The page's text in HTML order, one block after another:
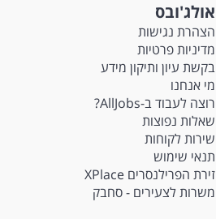
אולג'ובס
הצהרת נגישות
מדיניות פרטיות
בקשת עיון ותיקון מידע
מי אנחנו
רוצה לעבוד ב-AllJobs?
שאלות נפוצות
שירות לקוחות
תנאי שימוש
זירת הפרילנסרים XPlace
משרות לצעירים - סחבק